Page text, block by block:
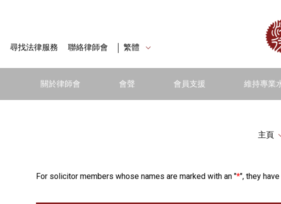
尋找法律服務 聯絡律師會 繁體
關於律師會 會聲 會員支援 維持專業
主頁
For solicitor members whose names are marked with an "*", they